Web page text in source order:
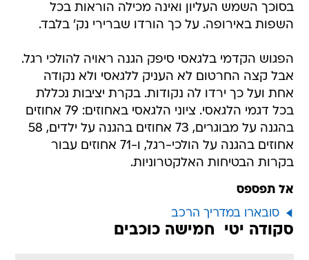
בסוכך השמש העליון ואינה מכילה הוראות בכל
השפות באירופה. על כך הורדו שברירי נק' בלבד.
הפגוש הקדמי בלגאסי סיפק הגנה ראויה להולכי רגל.
אבל קצה החרטום לא העניק ללגאסי ולא נקודה
אחת ועל כך ירדו לה נקודות. בקרת יציבות נכללת
בכל דגמי הלגאסי. ציוני הלגאסי באחוזים: 79 אחוזים
בהגנה על מבוגרים, 73 אחוזים בהגנה על ילדים, 58
אחוזים בהגנה על הולכי-רגל, ו-71 אחוזים עבור
בקרות הבטיחות האלקטרוניות.
אל תפספס
סובארו במדריך הרכב
סקודה יטי  חמישה כוכבים